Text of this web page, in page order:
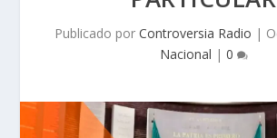
Publicado por Controversia Radio |
Nacional | 0